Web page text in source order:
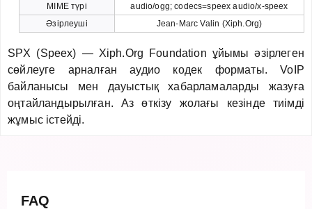
MIME түрі
audio/ogg; codecs=speex audio/x-speex
Әзірлеуші
Jean-Marc Valin (Xiph.Org)
SPX (Speex) — Xiph.Org Foundation ұйымы әзірлеген
сөйлеуге арналған аудио кодек форматы. VoIP
байланысы мен дауыстық хабарламаларды жазуға
оңтайландырылған. Аз өткізу жолағы кезінде тиімді
жұмыс істейді.
FAQ